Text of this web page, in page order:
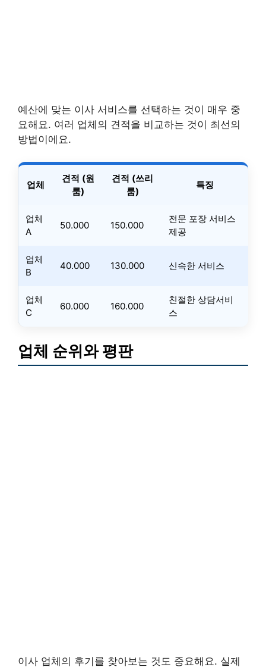
예산에 맞는 이사 서비스를 선택하는 것이 매우 중
요해요. 여러 업체의 견적을 비교하는 것이 최선의
방법이에요.
업체
견적 (원
룸)
견적 (쓰리
룸)
특징
업체
A
50.000 150.000
전문 포장 서비스
제공
업체
B
40.000 130.000 신속한 서비스
업체
C
60.000 160.000
친절한 상담서비
스
업체 순위와 평판
이사 업체의 후기를 찾아보는 것도 중요해요. 실제